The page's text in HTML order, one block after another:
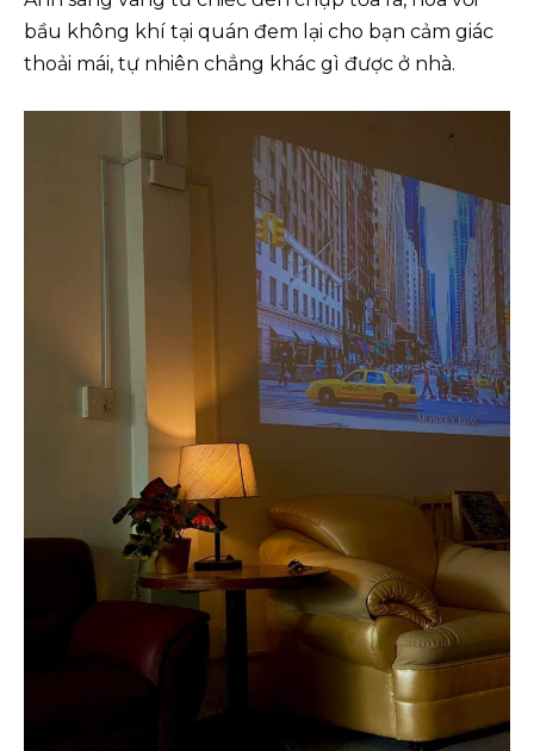
bầu không khí tại quán đem lại cho bạn cảm giác
thoải mái, tự nhiên chẳng khác gì được ở nhà.